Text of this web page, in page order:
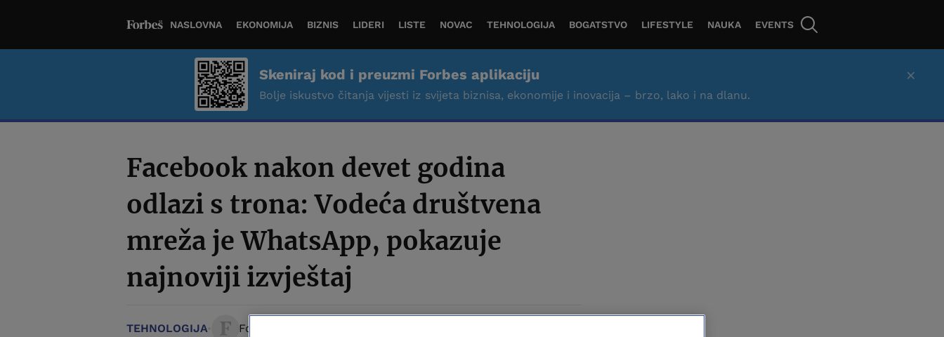
NASLOVNA EKONOMIJA BIZNIS LIDERI LISTE NOVAC TEHNOLOGIJA BOGATSTVO LIFESTYLE NAUKA EVENTS
Skeniraj kod i preuzmi Forbes aplikaciju
Bolje iskustvo čitanja vijesti iz svijeta biznisa, ekonomije i inovacija – brzo, lako i na dlanu.
×
Facebook nakon devet godina
odlazi s trona: Vodeća društvena
mreža je WhatsApp, pokazuje
najnoviji izvještaj
TEHNOLOGIJA Forbes BiH